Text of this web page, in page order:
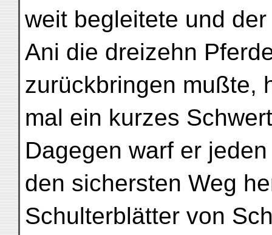
weit begleitete und der
Ani die dreizehn
zurückbringen mußte,
mal ein kurzes
Dagegen warf er
den sichersten Weg
Schulterblätter von